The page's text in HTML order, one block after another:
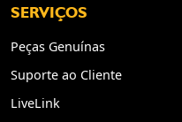
SERVIÇOS
Peças Genuínas
Suporte ao Cliente
LiveLink